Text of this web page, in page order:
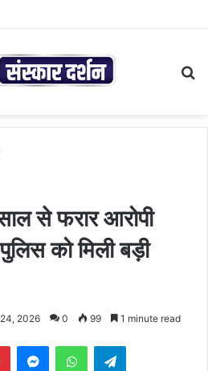
से फरार आरोपी
को मिली बड़ी
2026 0 99 1 minute read
PinterestMessengerWhatsAppTelegram